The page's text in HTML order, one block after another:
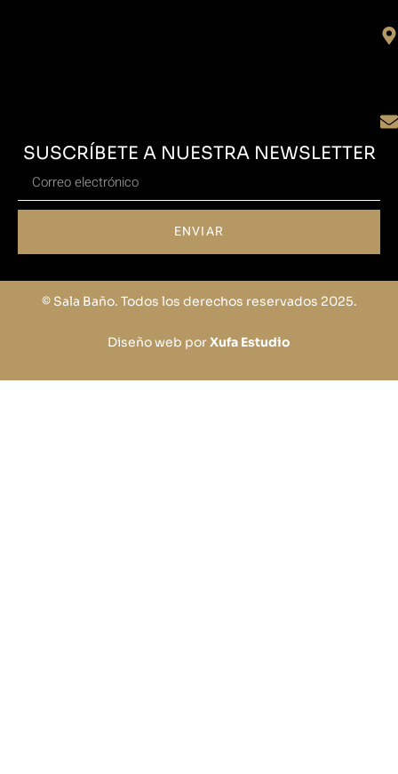
SUSCRÍBETE A NUESTRA NEWSLETTER
ENVIAR
© Sala Baño. Todos los derechos reservados 2025.
Diseño web porXufa Estudio